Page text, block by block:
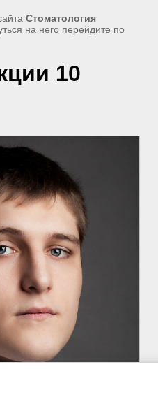
Стоматология
на него перейдите по
10